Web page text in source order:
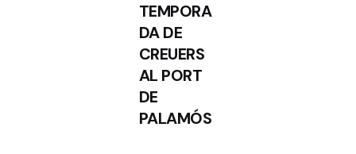
TEMPORA
DA DE
CREUERS
AL PORT
DE
PALAMÓS